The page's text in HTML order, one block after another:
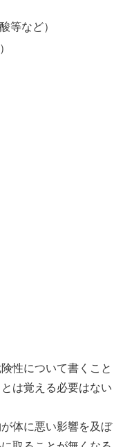
等など）
性について書くこと
は覚える必要はない
体に悪い影響を及ぼ